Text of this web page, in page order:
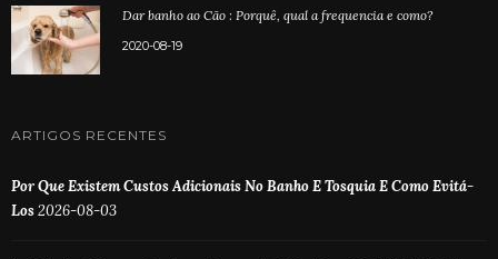
Dar banho ao Cão : Porquê, qual a frequencia e como?
2020-08-19
ARTIGOS RECENTES
Por Que Existem Custos Adicionais No Banho E Tosquia E Como Evitá-
Los2026-08-03